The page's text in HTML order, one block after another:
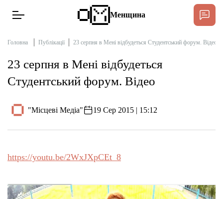
Новини
Інтерв’ю
Публікації
Про нас
Підтримати
Менщина
Головна Публікації 23 серпня в Мені відбудеться Студентський форум. Відео
23 серпня в Мені відбудеться
Студентський форум. Відео
"Місцеві Медіа" 19 Сер 2015 | 15:12
https://youtu.be/2WxJXpCEt_8